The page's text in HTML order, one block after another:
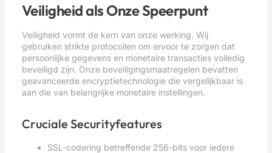
Veiligheid als Onze Speerpunt
Veiligheid vormt de kern van onze werking. Wij
gebruiken strikte protocollen om ervoor te zorgen dat
persoonlijke gegevens en monetaire transacties volledig
beveiligd zijn. Onze beveiligingsmaatregelen bevatten
geavanceerde encryptietechnologie die vergelijkbaar is
aan die van belangrijke monetaire instellingen.
Cruciale Securityfeatures
SSL-codering betreffende 256-bits voor iedere